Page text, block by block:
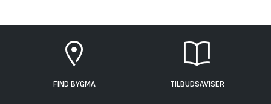
FIND BYGMA TILBUDSAVISER